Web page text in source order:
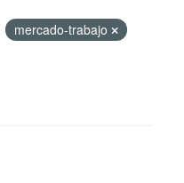
mercado-trabajo